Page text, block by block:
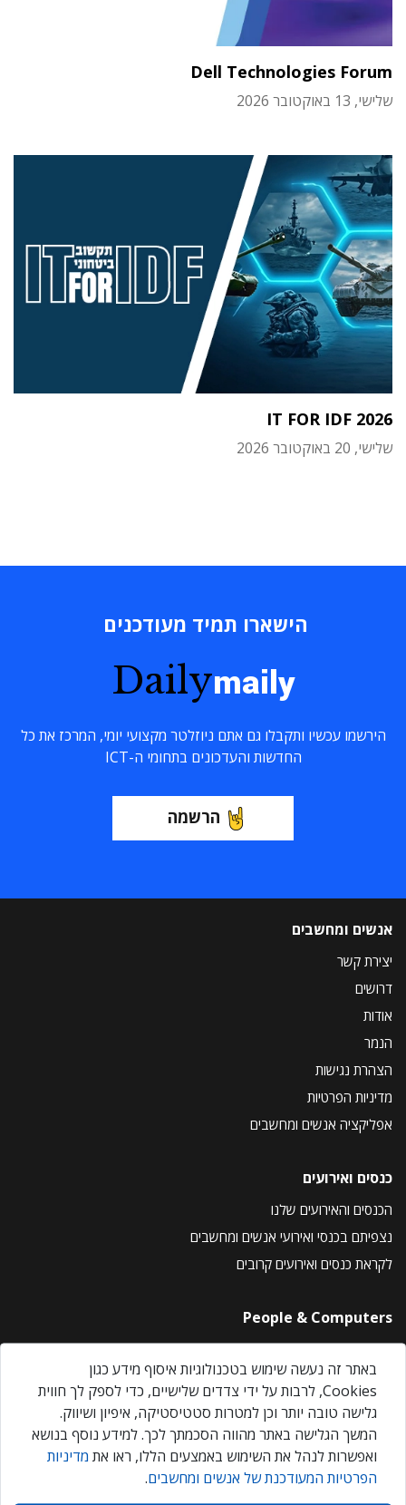
Dell Technologies Forum
שלישי, 13 באוקטובר 2026
IT FOR IDF 2026
שלישי, 20 באוקטובר 2026
הישארו תמיד מעודכנים
Dailymaily
הירשמו עכשיו ותקבלו גם אתם ניוזלטר מקצועי יומי, המרכז את כל
החדשות והעדכונים בתחומי ה-ICT
הרשמה
אנשים ומחשבים
יצירת קשר
דרושים
אודות
הנמר
הצהרת נגישות
מדיניות הפרטיות
אפליקציה אנשים ומחשבים
כנסים ואירועים
הכנסים והאירועים שלנו
נצפיתם בכנסי ואירועי אנשים ומחשבים
לקראת כנסים ואירועים קרובים
People & Computers
About Us
Privacy Policy
Contact Us
Our Events
אנשים ומחשבים © 2026 – כל הזכויות שמורות
באתר זה נעשה שימוש בטכנולוגיות איסוף מידע כגון
Cookies, לרבות על ידי צדדים שלישיים, כדי לספק לך חווית
גלישה טובה יותר וכן למטרות סטטיסטיקה, איפיון ושיווק.
המשך הגלישה באתר מהווה הסכמתך לכך. למידע נוסף בנושא
ואפשרות לנהל את השימוש באמצעים הללו, ראו את מדיניות
הפרטיות המעודכנת של אנשים ומחשבים.